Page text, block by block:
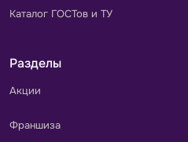
Каталог ГОСТов и ТУ
Разделы
Акции
Франшиза